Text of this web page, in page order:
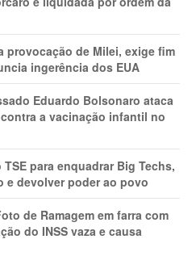
provocação de Milei, exige fim
ingerência dos EUA
Eduardo Bolsonaro ataca
a vacinação infantil no
para enquadrar Big Techs,
e devolver poder ao povo
de Ramagem em farra com
do INSS vaza e causa